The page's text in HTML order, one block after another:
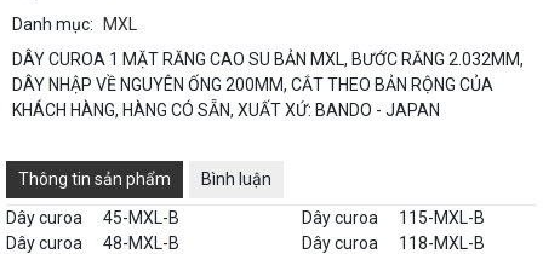
Danh mục:
MXL
DÂY CUROA 1 MẶT RĂNG CAO SU BẢN MXL, BƯỚC RĂNG 2.032MM,
DÂY NHẬP VỀ NGUYÊN ỐNG 200MM, CẮT THEO BẢN RỘNG CỦA
KHÁCH HÀNG, HÀNG CÓ SẴN, XUẤT XỨ: BANDO - JAPAN
Thông tin sản phẩm
Bình luận
Dây curoa
45-MXL-B Dây curoa
115-MXL-B
Dây curoa
48-MXL-B Dây curoa
118-MXL-B